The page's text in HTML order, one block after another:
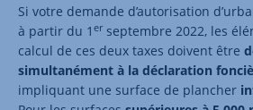
Si votre demande d’autorisation
à partir du 1 erseptembre 2022, les
calcul de ces deux taxes doivent être
simultanément à la déclaration
impliquant une surface de plancher